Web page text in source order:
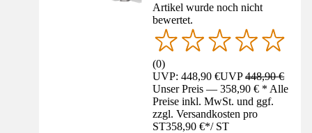
Artikel wurde noch nicht
bewertet.
(0)
UVP: 448,90 €UVP448,90 €
Unser Preis — 358,90 € * Alle
Preise inkl. MwSt. und ggf.
zzgl. Versandkosten pro
ST358,90 €*/ ST